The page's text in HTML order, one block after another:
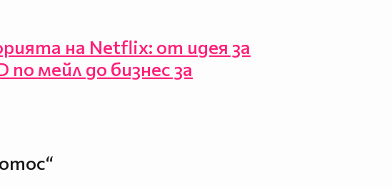
на Netflix: от идея за
по мейл до бизнес за